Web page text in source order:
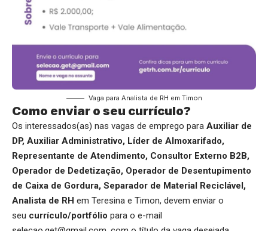
Vaga para Analista de RH em Timon
Como enviar o seu currículo?
Os interessados(as) nas vagas de emprego para Auxiliar de
DP, Auxiliar Administrativo, Líder de Almoxarifado,
Representante de Atendimento, Consultor Externo B2B,
Operador de Dedetização, Operador de Desentupimento
de Caixa de Gordura, Separador de Material Reciclável,
Analista de RH em Teresina e Timon, devem enviar o
seu currículo/portfólio para o e-mail